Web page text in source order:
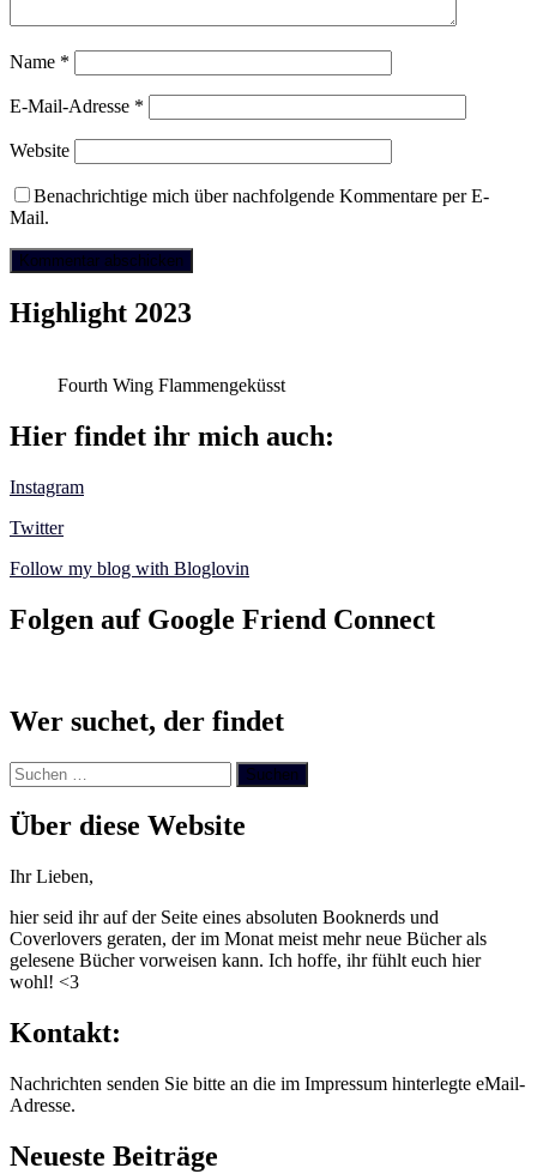
Name *
E-Mail-Adresse *
Website
Benachrichtige mich über nachfolgende Kommentare per E-
Mail.
Highlight 2023
Fourth Wing Flammengeküsst
Hier findet ihr mich auch:
Instagram
Twitter
Follow my blog with Bloglovin
Folgen auf Google Friend Connect
Wer suchet, der findet
Suchen
nach:
Über diese Website
Ihr Lieben,
hier seid ihr auf der Seite eines absoluten Booknerds und
Coverlovers geraten, der im Monat meist mehr neue Bücher als
gelesene Bücher vorweisen kann. Ich hoffe, ihr fühlt euch hier
wohl! <3
Kontakt:
Nachrichten senden Sie bitte an die im Impressum hinterlegte eMail-
Adresse.
Neueste Beiträge